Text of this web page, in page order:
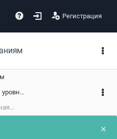
Регистрация
×